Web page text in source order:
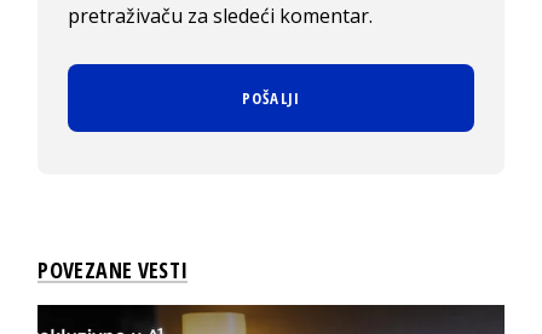
pretraživaču za sledeći komentar.
POVEZANE VESTI